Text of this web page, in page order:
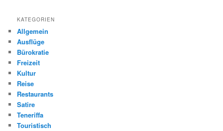
KATEGORIEN
Allgemein
Ausflüge
Bürokratie
Freizeit
Kultur
Reise
Restaurants
Satire
Teneriffa
Touristisch